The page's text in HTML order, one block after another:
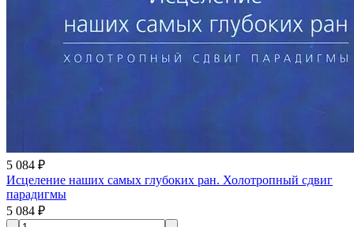
5 084 ₽
Исцеление наших самых глубоких ран. Холотропный сдвиг
парадигмы
5 084 ₽